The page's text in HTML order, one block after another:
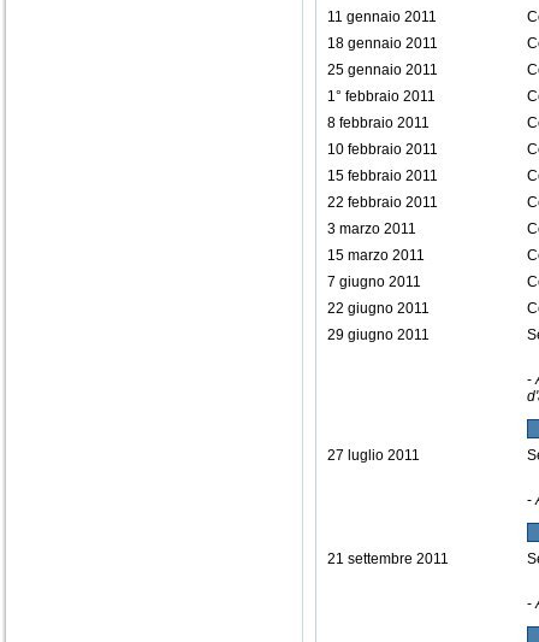
11 gennaio 2011
18 gennaio 2011
25 gennaio 2011
1° febbraio 2011
8 febbraio 2011
10 febbraio 2011
15 febbraio 2011
22 febbraio 2011
3 marzo 2011
15 marzo 2011
7 giugno 2011
22 giugno 2011
29 giugno 2011
-
27 luglio 2011
-
21 settembre 2011
-